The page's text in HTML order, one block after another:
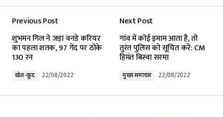
Previous Post
शुभमन गिल ने जड़ा वनडे करियर
का पहला शतक, 97 गेंद पर ठोके
130 रन
खेल-कूद 22/08/2022
Next Post
गांव में कोई इमाम आता है, तो
तुरंत पुलिस को सूचित करें: CM
हिमंत बिस्वा सरमा
मुख्य समाचार 22/08/2022